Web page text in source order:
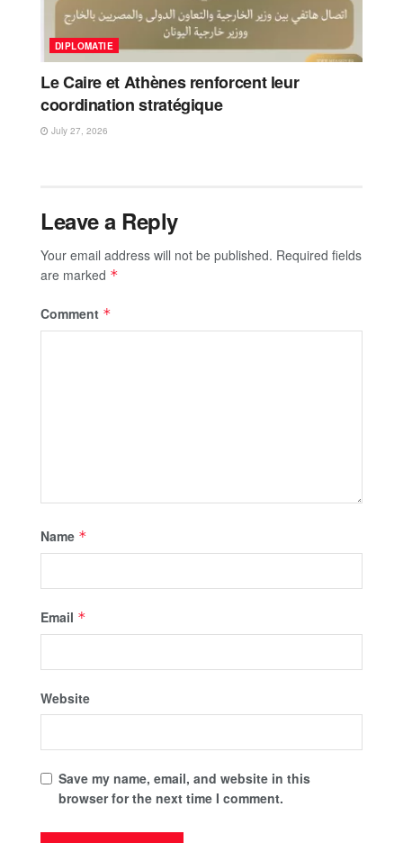
DIPLOMATIE
Le Caire et Athènes renforcent leur
coordination stratégique
July 27, 2026
Leave a Reply
Your email address will not be published. Required fields
are marked *
Comment *
Name *
Email *
Website
Save my name, email, and website in this
browser for the next time I comment.